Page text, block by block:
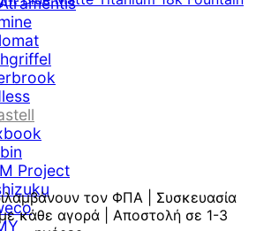
Project
τον ΦΠΑ | Συσκευασία
κάθε αγορά | Αποστολή σε 1-3